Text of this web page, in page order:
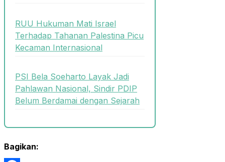
RUU Hukuman Mati Israel
Terhadap Tahanan Palestina Picu
Kecaman Internasional
PSI Bela Soeharto Layak Jadi
Pahlawan Nasional, Sindir PDIP
Belum Berdamai dengan Sejarah
Bagikan: